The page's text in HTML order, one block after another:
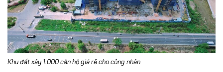
Khu đất xây 1.000 căn hộ giá rẻ cho công nhân